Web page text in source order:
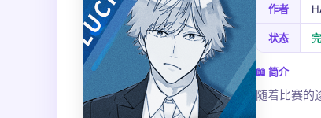
作者
状态
📖 简介
随着比赛的